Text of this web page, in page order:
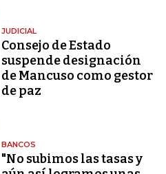
JUDICIAL
Consejo de Estado
suspende designación
de Mancuso como gestor
de paz
BANCOS
"No subimos las tasas y